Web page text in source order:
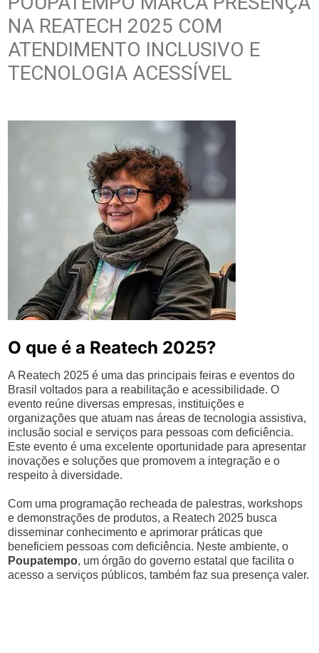
NA REATECH 2025 COM
ATENDIMENTO INCLUSIVO E
TECNOLOGIA ACESSÍVEL
O que é a Reatech 2025?
A Reatech 2025 é uma das principais feiras e eventos do
Brasil voltados para a reabilitação e acessibilidade. O
evento reúne diversas empresas, instituições e
organizações que atuam nas áreas de tecnologia assistiva,
inclusão social e serviços para pessoas com deficiência.
Este evento é uma excelente oportunidade para apresentar
inovações e soluções que promovem a integração e o
respeito à diversidade.
Com uma programação recheada de palestras, workshops
e demonstrações de produtos, a Reatech 2025 busca
disseminar conhecimento e aprimorar práticas que
beneficiem pessoas com deficiência. Neste ambiente, o
Poupatempo, um órgão do governo estatal que facilita o
acesso a serviços públicos, também faz sua presença valer.